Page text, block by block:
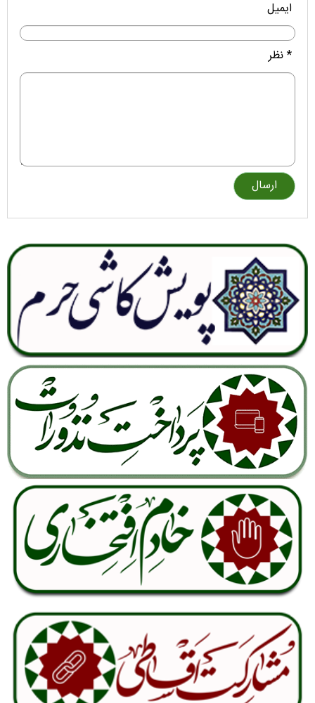
ایمیل
* نظر